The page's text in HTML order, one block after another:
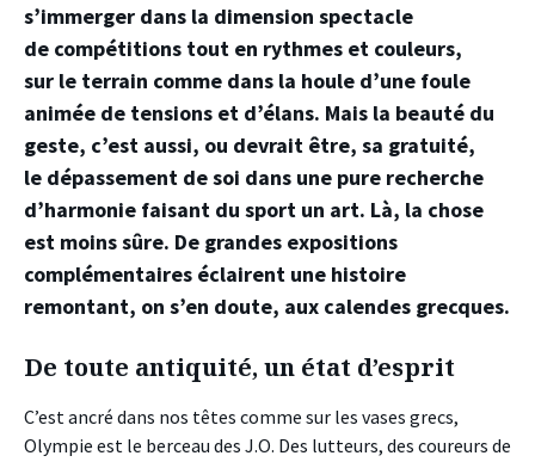
s’immerger dans la dimension spectacle
de compétitions tout en rythmes et couleurs,
sur le terrain comme dans la houle d’une foule
animée de tensions et d’élans. Mais la beauté du
geste, c’est aussi, ou devrait être, sa gratuité,
le dépassement de soi dans une pure recherche
d’harmonie faisant du sport un art. Là, la chose
est moins sûre. De grandes expositions
complémentaires éclairent une histoire
remontant, on s’en doute, aux calendes grecques.
De toute antiquité, un état d’esprit
C’est ancré dans nos têtes comme sur les vases grecs,
Olympie est le berceau des J.O. Des lutteurs, des coureurs de